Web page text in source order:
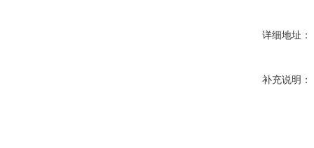
详细地址：
补充说明：